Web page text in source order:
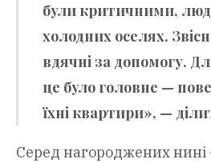
були критичними,
холодних оселях.
вдячні за допомогу.
це було головне —
їхні квартири», —
Серед нагороджених нині